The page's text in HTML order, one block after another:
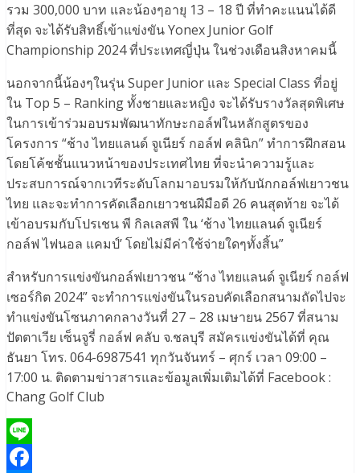
รวม 300,000 บาท และน้องๆอายุ 13 – 18 ปี ที่ทำคะแนนได้ดี
ที่สุด จะได้รับสิทธิ์เข้าแข่งขัน Yonex Junior Golf
Championship 2024 ที่ประเทศญี่ปุ่น ในช่วงเดือนสิงหาคมนี้
นอกจากนี้น้องๆในรุ่น Super Junior และ Special Class ที่อยู่
ใน Top 5 – Ranking ทั้งชายและหญิง จะได้รับรางวัลสุดพิเศษ
ในการเข้าร่วมอบรมพัฒนาทักษะกอล์ฟในหลักสูตรของ
โครงการ “ช้าง ไทยแลนด์ จูเนียร์ กอล์ฟ คลินิก” ทำการฝึกสอน
โดยโค้ชชั้นแนวหน้าของประเทศไทย ที่จะนำความรู้และ
ประสบการณ์จากเวทีระดับโลกมาอบรมให้กับนักกอล์ฟเยาวชน
ไทย และจะทำการคัดเลือกเยาวชนฝีมือดี 26 คนสุดท้าย จะได้
เข้าอบรมกับโปรเชน พี กิลเลสพี ใน ‘ช้าง ไทยแลนด์ จูเนียร์
กอล์ฟ ไฟนอล แคมป์’ โดยไม่มีค่าใช้จ่ายใดๆทั้งสิ้น”
สำหรับการแข่งขันกอล์ฟเยาวชน “ช้าง ไทยแลนด์ จูเนียร์ กอล์ฟ
เซอร์กิต 2024” จะทำการแข่งขันในรอบคัดเลือกสนามถัดไปจะ
ทำแข่งขันโซนภาคกลางวันที่ 27 – 28 เมษายน 2567 ที่สนาม
ปัตตาเวีย เซ็นจูรี่ กอล์ฟ คลับ จ.ชลบุรี สมัครแข่งขันได้ที่ คุณ
ธันยา โทร. 064-6987541 ทุกวันจันทร์ – ศุกร์ เวลา 09:00 –
17:00 น. ติดตามข่าวสารและข้อมูลเพิ่มเติมได้ที่ Facebook :
Chang Golf Club
Line